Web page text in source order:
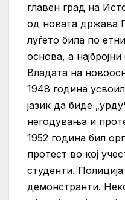
главен град на
од новата држава
луѓето била по
основа, а
Владата на
1948 година
јазик да биде
негодувања и
1952 година бил
протест во кој
студенти.
демонстранти.